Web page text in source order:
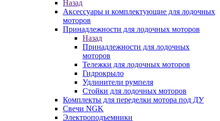
Назад
Аксессуары и комплектующие для лодочных
моторов
Принадлежности для лодочных моторов
Назад
Принадлежности для лодочных
моторов
Тележки для лодочных моторов
Гидрокрыло
Удлинители румпеля
Стойки для лодочных моторов
Комплекты для переделки мотора под ДУ
Свечи NGK
Электроподъемники